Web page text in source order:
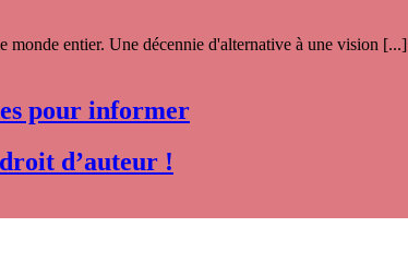
monde entier. Une décennie d'alternative à une vision [...]
pour informer
d’auteur !